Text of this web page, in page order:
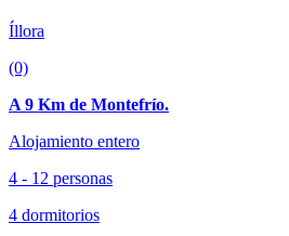
Íllora
(0)
A 9 Km de Montefrío.
Alojamiento entero
4 - 12 personas
4 dormitorios